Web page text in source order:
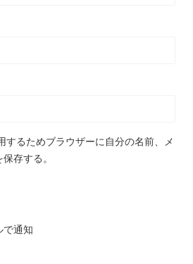
するためブラウザーに自分の名前、メ
存する。
で通知